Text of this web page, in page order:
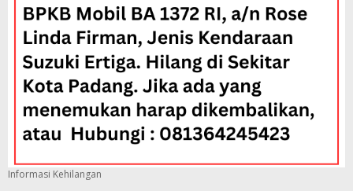
Informasi Kehilangan